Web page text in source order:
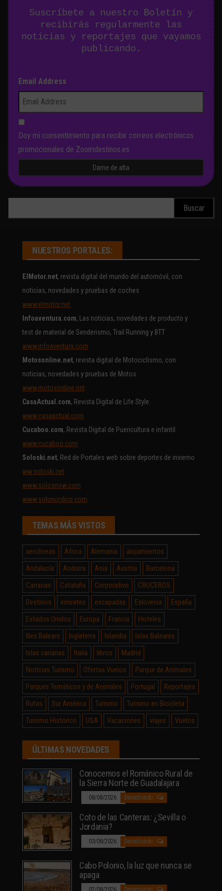
Suscríbete a nuestro Boletín y
recibirás regularmente las
noticias y reportajes que vayamos
publicando.
Email Address
Doy mi consentimiento para recibir correos electrónicos
promocionales de Zoomdestinos.es
NUESTROS PORTALES:
ElMotor.net, revista digital del mundo del automóvil, con
noticias, novedades y pruebas de coches
www.elmotor.net
Infoaventura.com, Las noticias, novedades de producto y
test de material de Senderismo, Trail Running y BTT
www.infoaventura.com
Motosonline.net, revista digital de Motociclismo, con
noticias, novedades y pruebas de Motos
www.motosonline.net
CasaActual.com, Revista Digital de Life Style
www.casaactual.com
Cucaboo.com, Revista Digital de Puericultura e infantil
www.cucaboo.com
Soloski.net, Red de Portales web sobre deportes de invierno
ww.soloski.net
www.solosnow.com
www.solonordico.com
TEMAS MÁS VISTOS
aerolineas Africa Alemania
alojamientos
Andalucía
Andorra Asia Austria
Barcelona
Canarias
Cataluña Corporativo
CRUCEROS
Destinos
emirates escapadas Eslovenia
España
Estados Unidos
Europa Francia
Hoteles
Illes Balears
Inglaterra Islandia
Islas Baleares
Islas canarias
Italia libros
Madrid
Noticias Turismo
Ofertas Vuelos
Parque de Animales
Parques Temáticos y de Animales
Portugal
Reportajes
Rutas
Sur América Turismo
Turismo en Bicicleta
Turismo Histórico
USA Vacaciones viajes Vuelos
ÚLTIMAS NOVEDADES
Conocemos el Románico Rural de
la Sierra Norte de Guadalajara
08/08/2026 Desactivado
Coto de las Canteras: ¿Sevilla o
Jordania?
03/08/2026 Desactivado
Cabo Polonio, la luz que nunca se
apaga
02/08/2026 Desactivado